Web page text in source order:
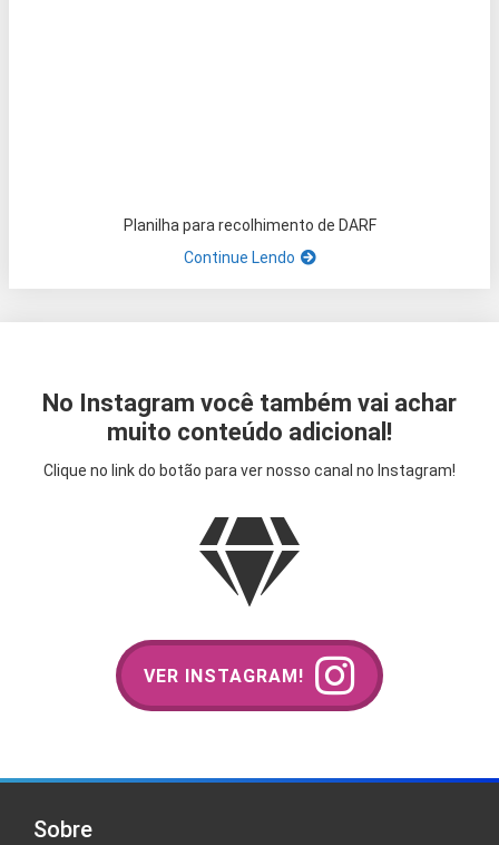
Planilha para recolhimento de DARF
Continue Lendo
No Instagram você também vai achar
muito conteúdo adicional!
Clique no link do botão para ver nosso canal no Instagram!
VER INSTAGRAM!
Sobre